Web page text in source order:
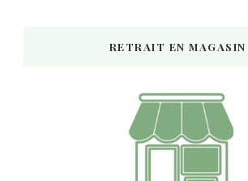
RETRAIT EN MAGASIN